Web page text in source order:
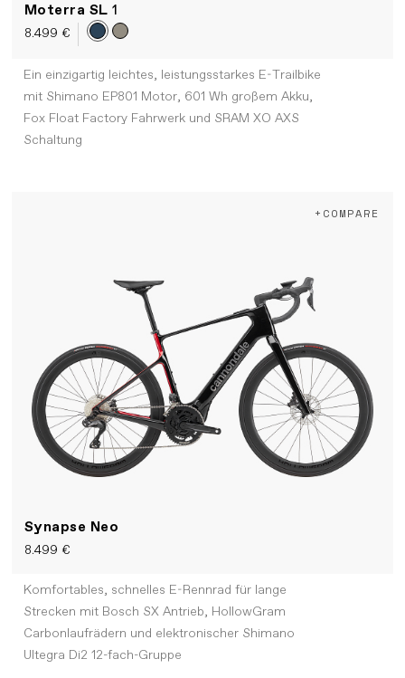
Moterra SL1
8.499 €
Ein einzigartig leichtes, leistungsstarkes E-Trailbike
mit Shimano EP801 Motor, 601 Wh großem Akku,
Fox Float Factory Fahrwerk und SRAM XO AXS
Schaltung
Synapse Neo
8.499 €
+COMPARE
Komfortables, schnelles E-Rennrad für lange
Strecken mit Bosch SX Antrieb, HollowGram
Carbonlaufrädern und elektronischer Shimano
Ultegra Di2 12-fach-Gruppe